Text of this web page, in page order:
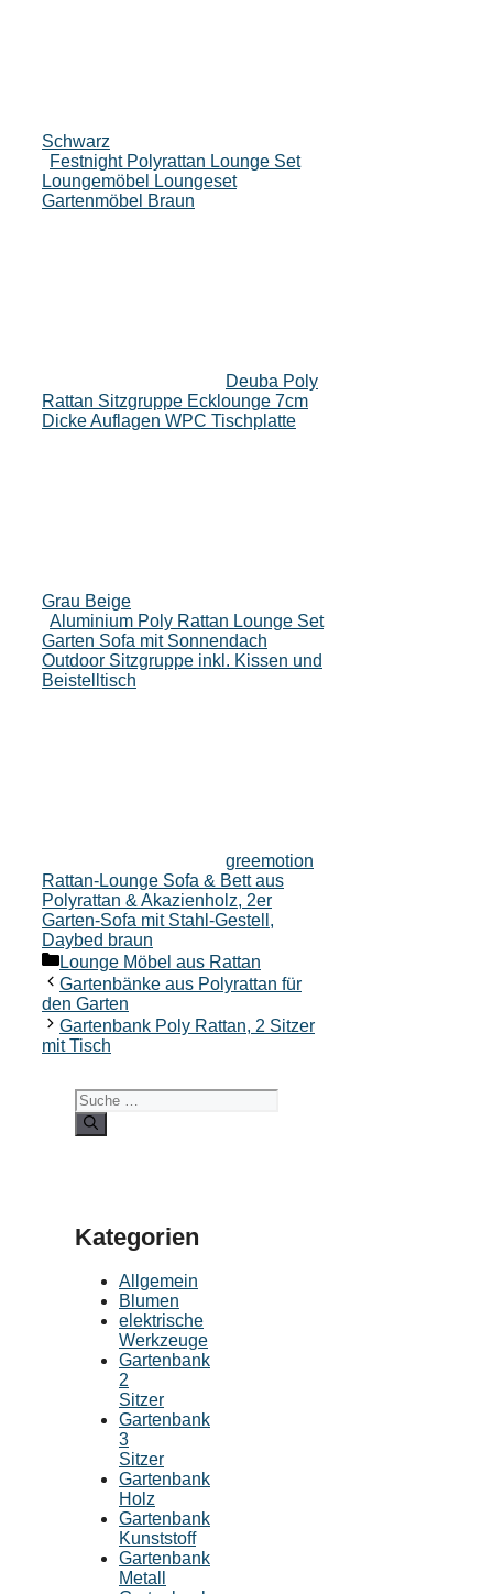
Schwarz
Festnight Polyrattan Lounge Set
Loungemöbel Loungeset
Gartenmöbel Braun
Deuba Poly
Rattan Sitzgruppe Ecklounge 7cm
Dicke Auflagen WPC Tischplatte
Grau Beige
Aluminium Poly Rattan Lounge Set
Garten Sofa mit Sonnendach
Outdoor Sitzgruppe inkl. Kissen und
Beistelltisch
greemotion
Rattan-Lounge Sofa & Bett aus
Polyrattan & Akazienholz, 2er
Garten-Sofa mit Stahl-Gestell,
Daybed braun
Kategorien
Lounge Möbel aus Rattan
Gartenbänke aus Polyrattan für
den Garten
Gartenbank Poly Rattan, 2 Sitzer
mit Tisch
Suche
nach:
Kategorien
Allgemein
Blumen
elektrische
Werkzeuge
Gartenbank
2
Sitzer
Gartenbank
3
Sitzer
Gartenbank
Holz
Gartenbank
Kunststoff
Gartenbank
Metall